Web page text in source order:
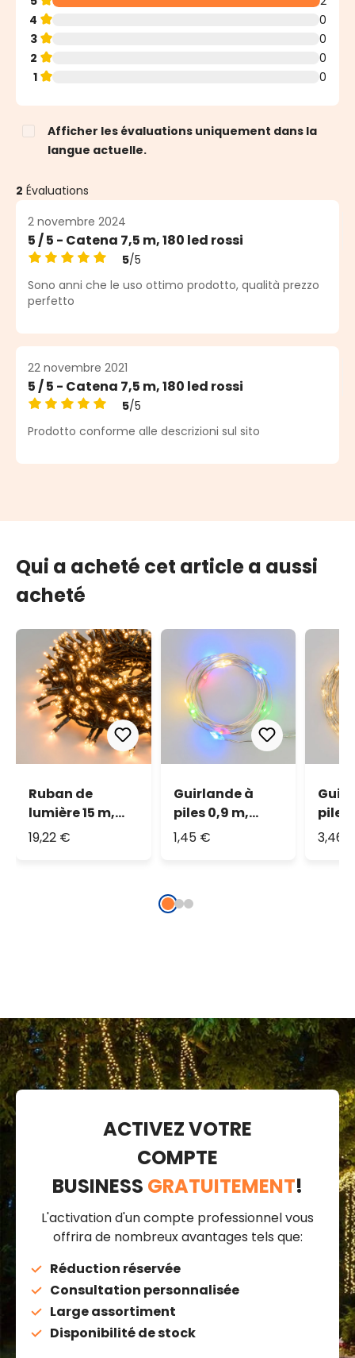
4
0
3
0
2
0
1
0
Afficher les évaluations uniquement dans la
langue actuelle.
2 Évaluations
2 novembre 2024
5 / 5 - Catena 7,5 m, 180 led rossi
Note moyenne de 5 sur 5 étoiles
5/5
Sono anni che le uso ottimo prodotto, qualità prezzo
perfetto
22 novembre 2021
5 / 5 - Catena 7,5 m, 180 led rossi
Note moyenne de 5 sur 5 étoiles
5/5
Prodotto conforme alle descrizioni sul sito
Qui a acheté cet article a aussi
acheté
Ruban de
lumière 15 m,
750 led blanc
19,22 €
Guirlande à
piles 0,9 m,
multicolor
1,45 €
piles
3,46
ACTIVEZ VOTRE
COMPTE
BUSINESS GRATUITEMENT!
L'activation d'un compte professionnel vous
offrira de nombreux avantages tels que:
Réduction réservée
Consultation personnalisée
Large assortiment
Disponibilité de stock